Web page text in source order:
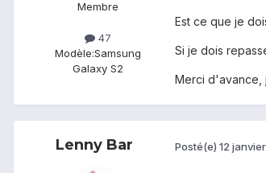
Membre
47
Modèle:Samsung
Galaxy S2
Est ce que je
Si je dois
Merci d'avance,
Lenny Bar Posté(e) 12